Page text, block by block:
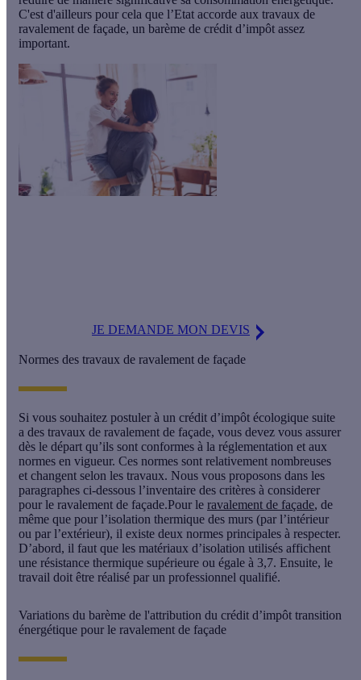
C'est d'ailleurs pour cela que l’Etat accorde aux travaux de
ravalement de façade, un barème de crédit d’impôt assez
important.
JE DEMANDE MON DEVIS
Normes des travaux de ravalement de façade
Si vous souhaitez postuler à un crédit d’impôt écologique suite
a des travaux de ravalement de façade, vous devez vous assurer
dès le départ qu’ils sont conformes à la réglementation et aux
normes en vigueur. Ces normes sont relativement nombreuses
et changent selon les travaux. Nous vous proposons dans les
paragraphes ci-dessous l’inventaire des critères à considerer
pour le ravalement de façade.Pour le ravalement de façade, de
même que pour l’isolation thermique des murs (par l’intérieur
ou par l’extérieur), il existe deux normes principales à respecter.
D’abord, il faut que les matériaux d’isolation utilisés affichent
une résistance thermique supérieure ou égale à 3,7. Ensuite, le
travail doit être réalisé par un professionnel qualifié.
Variations du barème de l'attribution du crédit d’impôt transition
énergétique pour le ravalement de façade